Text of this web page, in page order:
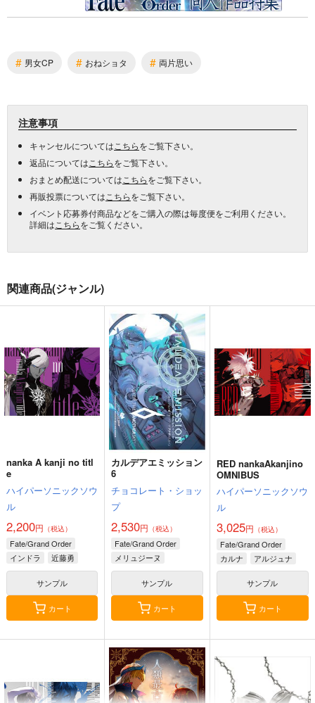
# 男女CP # おねショタ # 両片思い
注意事項
キャンセルについては こちらをご覧下さい。
返品については こちらをご覧下さい。
おまとめ配送については こちらをご覧下さい。
再販投票については こちらをご覧下さい。
イベント応募券付商品などをご購入の際は毎度便をご利用ください。
詳細は こちらをご覧ください。
関連商品(ジャンル)
nanka A kanji no titl
e
ハイパーソニックソウ
ル
2,200円 （税込）
Fate/Grand Order
インドラ
近藤勇
サンプル
カート
カルデアエミッション
6
チョコレート・ショッ
プ
2,530円 （税込）
Fate/Grand Order
メリュジーヌ
サンプル
カート
RED nankaAkanjino
OMNIBUS
ハイパーソニックソウ
ル
3,025円 （税込）
Fate/Grand Order
カルナ
アルジュナ
サンプル
カート